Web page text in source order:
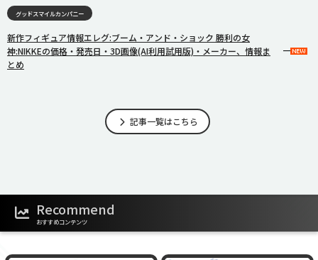
グッドスマイルカンパニー
新作フィギュア情報エレグ:ブーム・アンド・ショック 勝利の女
神:NIKKEの価格・発売日・3D画像(AI利用試用版)・メーカー、情報ま
とめ
記事一覧はこちら
Recommend
おすすめコンテンツ